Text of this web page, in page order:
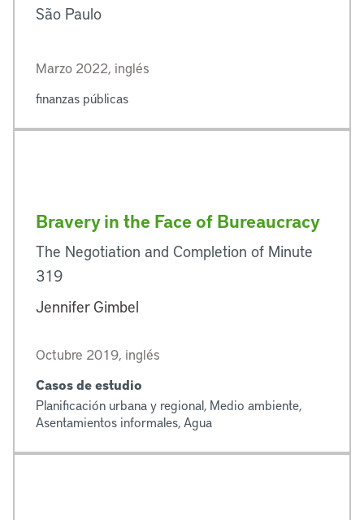
São Paulo
Marzo 2022, inglés
finanzas públicas
Bravery in the Face of Bureaucracy
The Negotiation and Completion of Minute
319
Jennifer Gimbel
Octubre 2019, inglés
Casos de estudio
Planificación urbana y regional, Medio ambiente,
Asentamientos informales, Agua